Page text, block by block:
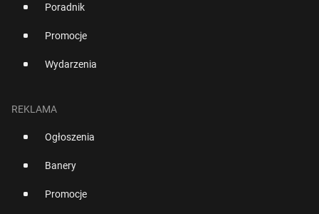
Poradnik
Promocje
Wydarzenia
REKLAMA
Ogłoszenia
Banery
Promocje